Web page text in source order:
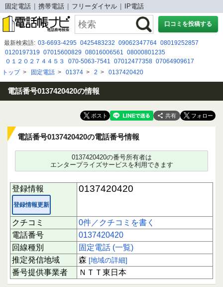
固定電話 携帯電話 フリーダイヤル IP電話
口コミを投稿する
最新検索語: 03-6693-4295 0425483232 09062347764 08019252857
0120197319 07015600829 08016006561
08000801235
０１２０２７４４５３
070-5063-7541 07012477358 07064909617
08002226390
0298698310 0120-197-319 0667995112
05031207874 0120899543 0120502234 050-3114-7590 07054949946
0120935474 0800 500 8188 050-3175-1652
トップ> 固定電話 > 01374 > 2 > 0137420420
電話番号0137420420の情報
共有
電話番号0137420420の電話番号情報
0137420420の番号所有者は
エンタープライズサービスを利用できます
登録情報
登録情報更新
0137420420
クチコミ
0件／クチコミを書く
電話番号
0137420420
回線種別
固定電話 (一覧)
推定発信地域
森 [地域の詳細]
番号提供事業者 ＮＴＴ東日本